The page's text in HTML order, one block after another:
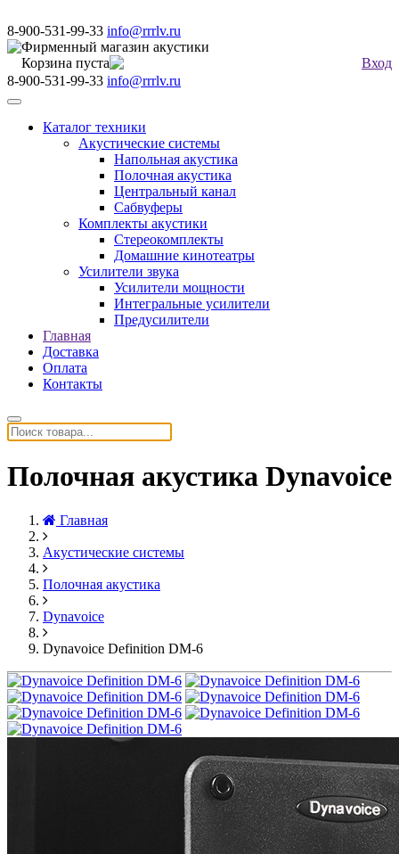
8-900-531-99-33 info@rrrlv.ru
Фирменный магазин акустики
Корзина пуста
Вход
8-900-531-99-33 info@rrrlv.ru
Меню
Каталог техники
Акустические системы
Напольная акустика
Полочная акустика
Центральный канал
Сабвуферы
Комплекты акустики
Стереокомплекты
Домашние кинотеатры
Усилители звука
Усилители мощности
Интегральные усилители
Предусилители
Главная
Доставка
Оплата
Контакты
Полочная акустика Dynavoice
Главная
Акустические системы
Полочная акустика
Dynavoice
Dynavoice Definition DM-6